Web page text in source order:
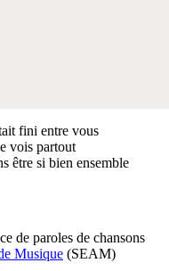
fini entre vous
vois partout
être si bien ensemble
de paroles de chansons
Musique (SEAM)